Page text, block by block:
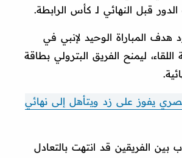
قبل النهائي لـ كأس الرابطة.
المباراة الوحيد لإنبي في
بداية اللقاء، ليمنح الفريق البترولي بطاقة
يفوز على زد ويتأهل إلى نهائي
بين الفريقين قد انتهت بالتعادل